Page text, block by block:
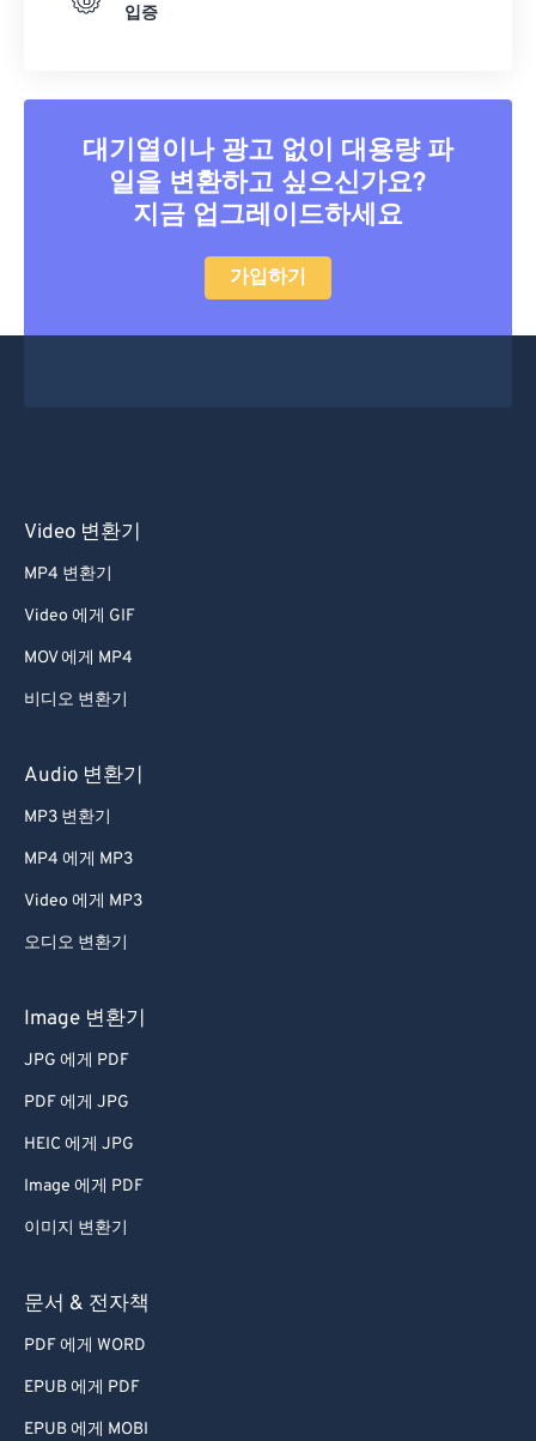
입증
대기열이나 광고 없이 대용량 파
일을 변환하고 싶으신가요?
지금 업그레이드하세요
가입하기
Video 변환기
MP4 변환기
Video 에게 GIF
MOV 에게 MP4
비디오 변환기
Audio 변환기
MP3 변환기
MP4 에게 MP3
Video 에게 MP3
오디오 변환기
Image 변환기
JPG 에게 PDF
PDF 에게 JPG
HEIC 에게 JPG
Image 에게 PDF
이미지 변환기
문서 & 전자책
PDF 에게 WORD
EPUB 에게 PDF
EPUB 에게 MOBI